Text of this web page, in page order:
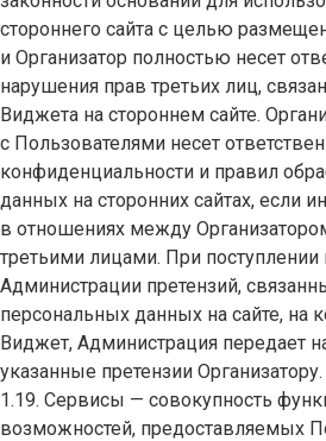
стороннего сайта с целью
и Организатор полностью несет
нарушения прав третьих лиц,
Виджета на стороннем сайте.
с Пользователями несет
конфиденциальности и правил
данных на сторонних сайтах, если
в отношениях между
третьими лицами. При поступлении
Администрации претензий,
персональных данных на сайте, на
Виджет, Администрация передает
указанные претензии Организатору.
1.19. Сервисы — совокупность
возможностей, предоставляемых